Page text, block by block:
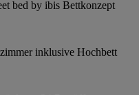
bed by ibis Bettkonzept
inklusive Hochbett